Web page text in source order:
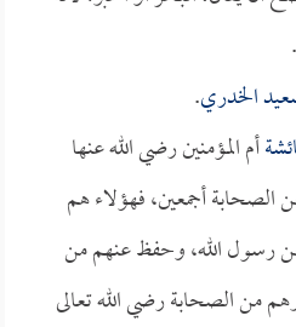
الخدري.
أم المؤمنين رضي الله عنها
الصحابة أجمعين، فهؤلاء هم
رسول الله، وحفظ عنهم من
من الصحابة رضي الله تعالى